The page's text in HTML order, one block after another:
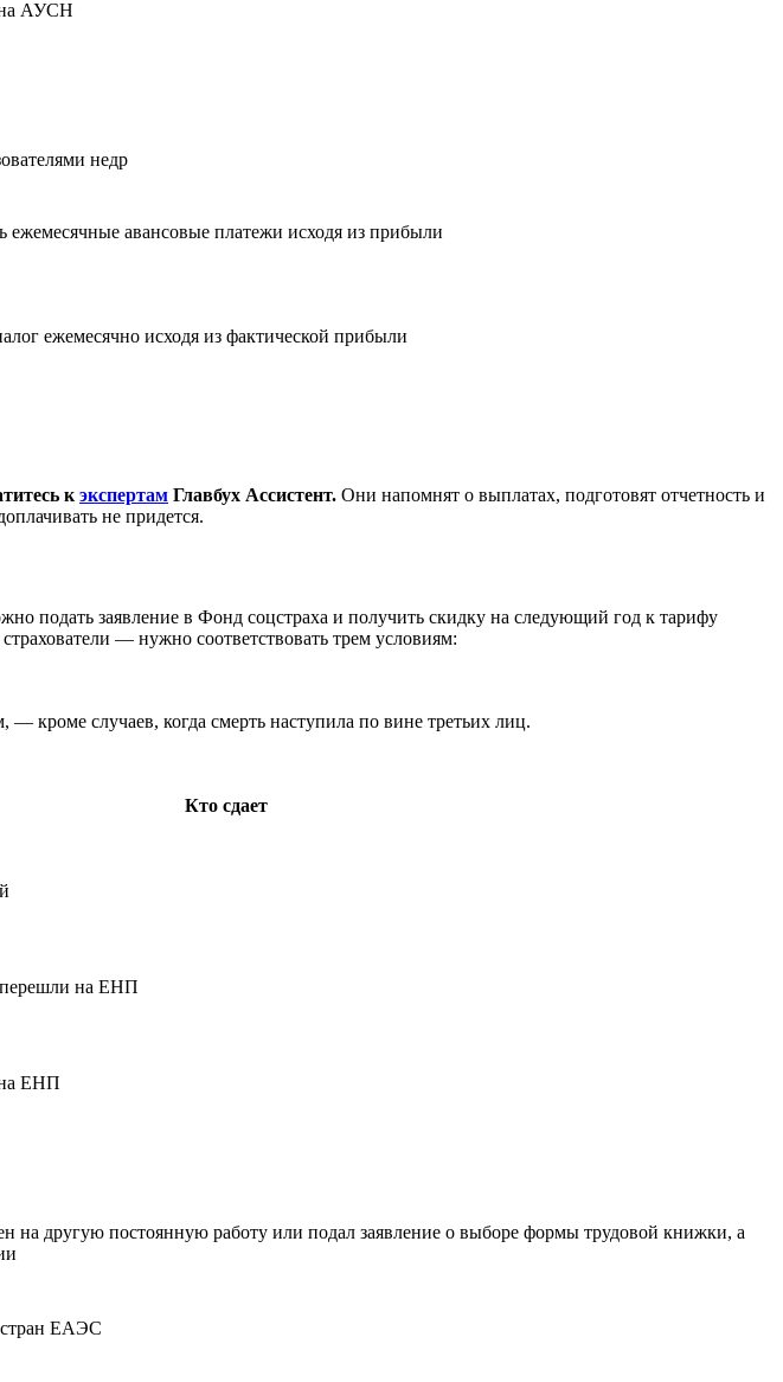
на АУСН
недр
ежемесячные авансовые платежи исходя из прибыли
ежемесячно исходя из фактической прибыли
к экспертам Главбух Ассистент. Они напомнят о выплатах, подготовят отчетность и
не придется.
подать заявление в Фонд соцстраха и получить скидку на следующий год к тарифу
— нужно соответствовать трем условиям:
кроме случаев, когда смерть наступила по вине третьих лиц.
Кто сдает
на ЕНП
ЕНП
на другую постоянную работу или подал заявление о выборе формы трудовой книжки, а
стран ЕАЭС